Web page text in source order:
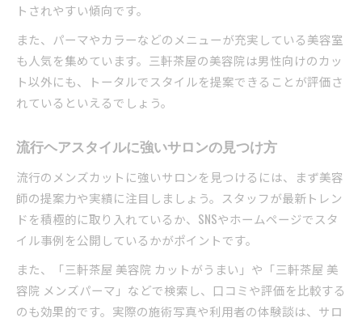
トされやすい傾向です。
また、パーマやカラーなどのメニューが充実している美容室
も人気を集めています。三軒茶屋の美容院は男性向けのカッ
ト以外にも、トータルでスタイルを提案できることが評価さ
れているといえるでしょう。
流行ヘアスタイルに強いサロンの見つけ方
流行のメンズカットに強いサロンを見つけるには、まず美容
師の提案力や実績に注目しましょう。スタッフが最新トレン
ドを積極的に取り入れているか、SNSやホームページでスタ
イル事例を公開しているかがポイントです。
また、「三軒茶屋 美容院 カットがうまい」や「三軒茶屋 美
容院 メンズパーマ」などで検索し、口コミや評価を比較する
のも効果的です。実際の施術写真や利用者の体験談は、サロ